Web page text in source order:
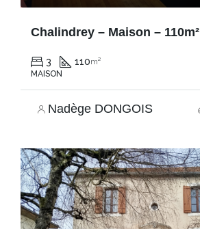
Chalindrey – Maison – 110m²
3 110m²
MAISON
Nadège DONGOIS